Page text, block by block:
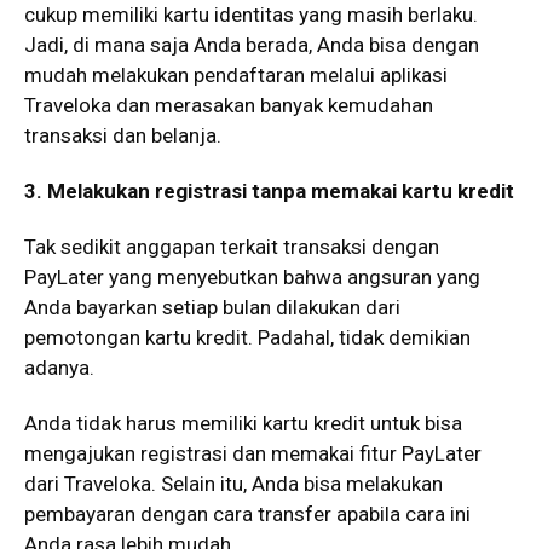
cukup memiliki kartu identitas yang masih berlaku.
Jadi, di mana saja Anda berada, Anda bisa dengan
mudah melakukan pendaftaran melalui aplikasi
Traveloka dan merasakan banyak kemudahan
transaksi dan belanja.
3. Melakukan registrasi tanpa memakai kartu kredit
Tak sedikit anggapan terkait transaksi dengan
PayLater yang menyebutkan bahwa angsuran yang
Anda bayarkan setiap bulan dilakukan dari
pemotongan kartu kredit. Padahal, tidak demikian
adanya.
Anda tidak harus memiliki kartu kredit untuk bisa
mengajukan registrasi dan memakai fitur PayLater
dari Traveloka. Selain itu, Anda bisa melakukan
pembayaran dengan cara transfer apabila cara ini
Anda rasa lebih mudah.